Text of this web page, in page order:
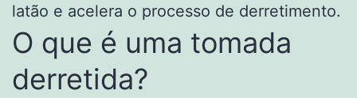
latão e acelera o processo de derretimento.
O que é uma tomada
derretida?